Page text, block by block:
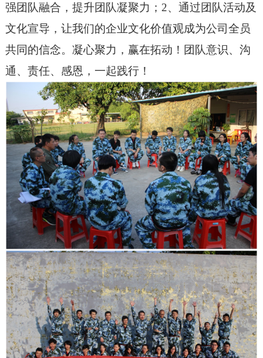
强团队融合，提升团队凝聚力；2、通过团队活动及
文化宣导，让我们的企业文化价值观成为公司全员
共同的信念。凝心聚力，赢在拓动！团队意识、沟
通、责任、感恩，一起践行！